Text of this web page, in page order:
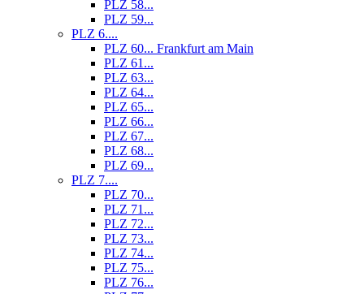
PLZ 58...
PLZ 59...
PLZ 6....
PLZ 60... Frankfurt am Main
PLZ 61...
PLZ 63...
PLZ 64...
PLZ 65...
PLZ 66...
PLZ 67...
PLZ 68...
PLZ 69...
PLZ 7....
PLZ 70...
PLZ 71...
PLZ 72...
PLZ 73...
PLZ 74...
PLZ 75...
PLZ 76...